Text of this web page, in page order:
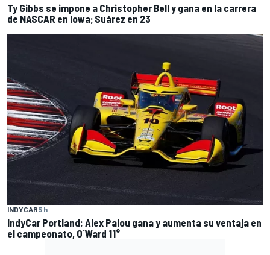
Ty Gibbs se impone a Christopher Bell y gana en la carrera
de NASCAR en Iowa; Suárez en 23
INDYCAR5 h
IndyCar Portland: Alex Palou gana y aumenta su ventaja en
el campeonato, O´Ward 11°